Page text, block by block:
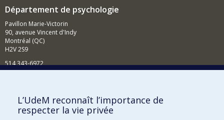
Département de psychologie
Pavillon Marie-Victorin
90, avenue Vincent d'Indy
Montréal (QC)
H2V 2S9
514 343-6972
Comment soutenir le Département?
BESOIN D'AIDE?
L’UdeM reconnaît l’importance de
respecter la vie privée